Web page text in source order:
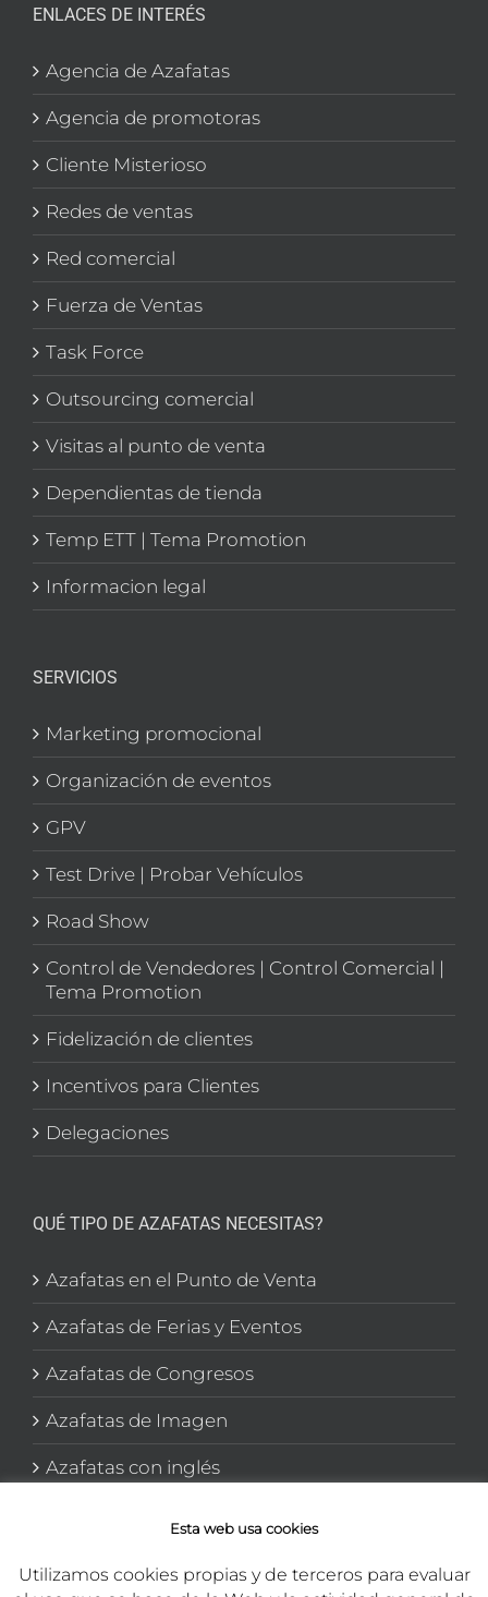
ENLACES DE INTERÉS
Agencia de Azafatas
Agencia de promotoras
Cliente Misterioso
Redes de ventas
Red comercial
Fuerza de Ventas
Task Force
Outsourcing comercial
Visitas al punto de venta
Dependientas de tienda
Temp ETT | Tema Promotion
Informacion legal
SERVICIOS
Marketing promocional
Organización de eventos
GPV
Test Drive | Probar Vehículos
Road Show
Control de Vendedores | Control Comercial |
Tema Promotion
Fidelización de clientes
Incentivos para Clientes
Delegaciones
QUÉ TIPO DE AZAFATAS NECESITAS?
Azafatas en el Punto de Venta
Azafatas de Ferias y Eventos
Azafatas de Congresos
Azafatas de Imagen
Azafatas con inglés
Esta web usa cookies
Utilizamos cookies propias y de terceros para evaluar